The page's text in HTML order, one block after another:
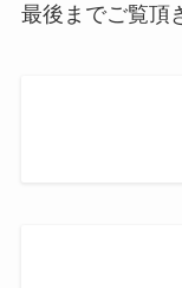
最後までご覧頂